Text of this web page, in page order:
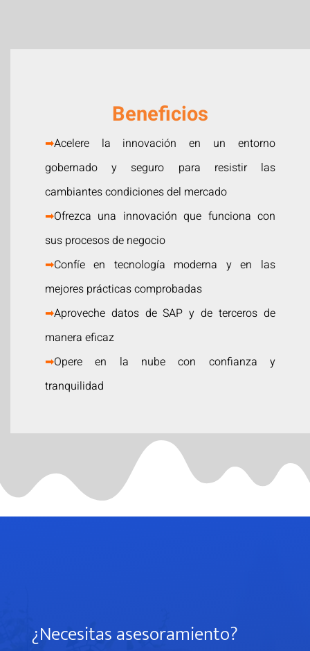
Beneficios
➡Acelere la innovación en un entorno
gobernado y seguro para resistir las
cambiantes condiciones del mercado
➡Ofrezca una innovación que funciona con
sus procesos de negocio
➡Confíe en tecnología moderna y en las
mejores prácticas comprobadas
➡Aproveche datos de SAP y de terceros de
manera eficaz
➡Opere en la nube con confianza y
tranquilidad
¿Necesitas asesoramiento?